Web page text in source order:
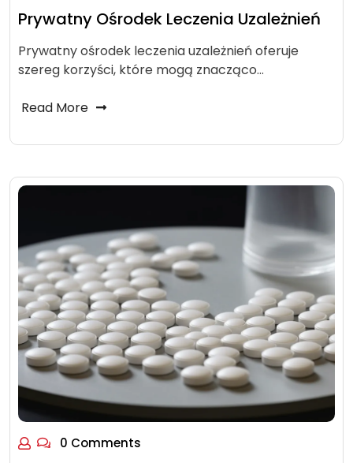
Prywatny Ośrodek Leczenia Uzależnień
Prywatny ośrodek leczenia uzależnień oferuje
szereg korzyści, które mogą znacząco…
Read More
0 Comments